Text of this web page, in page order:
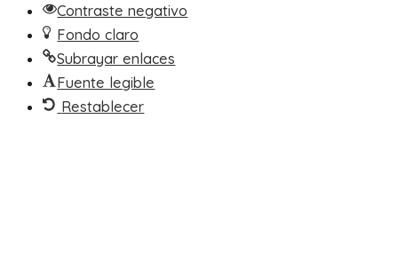
Contraste negativo
Fondo claro
Subrayar enlaces
Fuente legible
Restablecer